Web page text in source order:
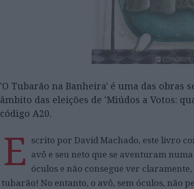
'O Tubarão na Banheira' é uma das obras
âmbito das eleições de 'Miúdos a Votos:
código A20.
E scrito por David Machado, este livro
avô e seu neto que se aventuram
óculos e não consegue ver
tubarão! No entanto, o avô, sem óculos, não